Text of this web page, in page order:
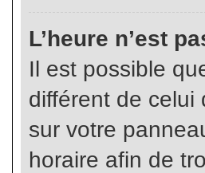
L’heure n’est
Il est possible
différent de celui
sur votre
horaire afin de